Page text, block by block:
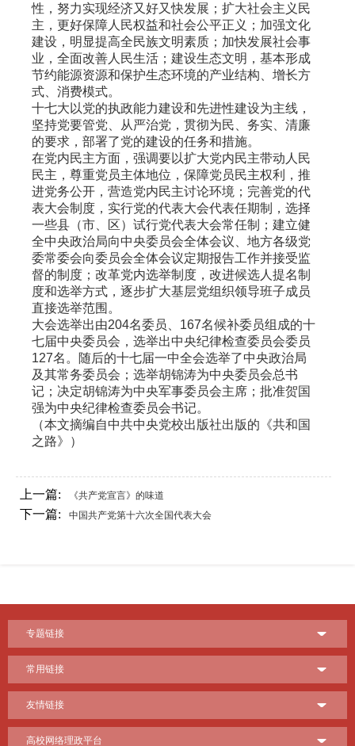
性，努力实现经济又好又快发展；扩大社会主义民
主，更好保障人民权益和社会公平正义；加强文化
建设，明显提高全民族文明素质；加快发展社会事
业，全面改善人民生活；建设生态文明，基本形成
节约能源资源和保护生态环境的产业结构、增长方
式、消费模式。
十七大以党的执政能力建设和先进性建设为主线，
坚持党要管党、从严治党，贯彻为民、务实、清廉
的要求，部署了党的建设的任务和措施。
在党内民主方面，强调要以扩大党内民主带动人民
民主，尊重党员主体地位，保障党员民主权利，推
进党务公开，营造党内民主讨论环境；完善党的代
表大会制度，实行党的代表大会代表任期制，选择
一些县（市、区）试行党代表大会常任制；建立健
全中央政治局向中央委员会全体会议、地方各级党
委常委会向委员会全体会议定期报告工作并接受监
督的制度；改革党内选举制度，改进候选人提名制
度和选举方式，逐步扩大基层党组织领导班子成员
直接选举范围。
大会选举出由204名委员、 167名候补委员组成的十
七届中央委员会，选举出中央纪律检查委员会委员
127名。随后的十七届一中全会选举了中央政治局
及其常务委员会；选举胡锦涛为中央委员会总书
记；决定胡锦涛为中央军事委员会主席；批准贺国
强为中央纪律检查委员会书记。
（本文摘编自中共中央党校出版社出版的《共和国
之路》）
上一篇: 《共产党宣言》的味道
下一篇: 中国共产党第十六次全国代表大会
专题链接
常用链接
友情链接
高校网络理政平台